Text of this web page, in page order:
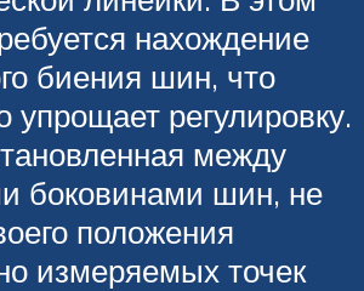
нахождение
биения шин, что
упрощает регулировку.
между
боковинами шин, не
положения
измеряемых точек